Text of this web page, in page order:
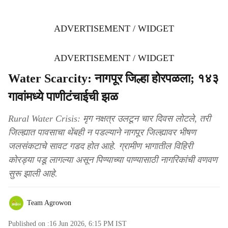
ADVERTISEMENT / WIDGET
ADVERTISEMENT / WIDGET
Water Scarcity: नागपूर जिल्हा होरपळला; १४३
गावांमध्ये पाणीटंचाईची झळ
Rural Water Crisis: मृग नक्षत्र उलटून चार दिवस लोटले, तरी
जिल्ह्यात पावसाचा थेंबही न पडल्याने नागपूर जिल्ह्यावर भीषण
जलसंकटाचे सावट गडद होत आहे. ग्रामीण भागातील विहिरी
कोरड्या पडू लागल्या असून पिण्याच्या पाण्यासाठी नागरिकांची वणवण
सुरू झाली आहे.
Team Agrowon
Published on :16 Jun 2026, 6:15 PM IST